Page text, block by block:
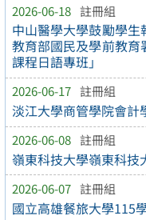
2026-06-18 註冊組
中山醫學大學鼓勵學
教育部國民及學前教
課程日語專班」
2026-06-17 註冊組
淡江大學商管學院會計
2026-06-08 註冊組
嶺東科技大學嶺東科技
2026-06-07 註冊組
國立高雄餐旅大學115